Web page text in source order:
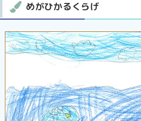
めがひかるくらげ